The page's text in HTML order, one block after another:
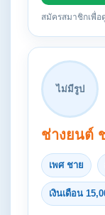
สมัครสมาชิกเพื่อ
ไม่มีรูป
ช่างยนต์
เพศ ชาย
เงินเดือน